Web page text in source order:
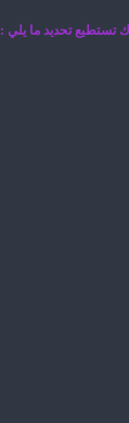
تستطيع تحديد ما يلي :